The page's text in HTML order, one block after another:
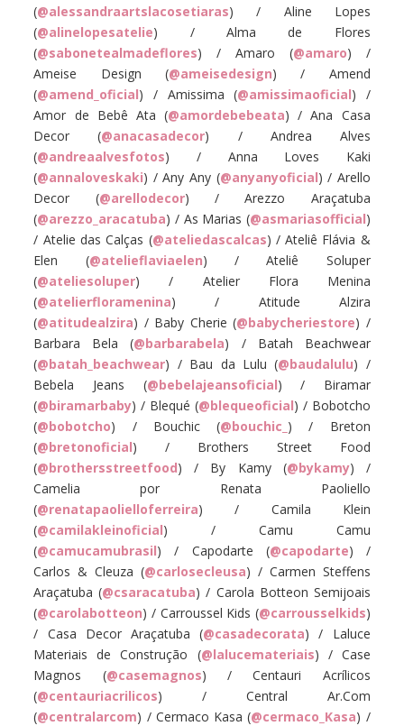
(@alessandraartslacosetiaras) / Aline Lopes
(@alinelopesatelie) / Alma de Flores
(@sabonetealmadeflores) / Amaro (@amaro) /
Ameise Design (@ameisedesign) / Amend
(@amend_oficial) / Amissima (@amissimaoficial) /
Amor de Bebê Ata (@amordebebeata) / Ana Casa
Decor (@anacasadecor) / Andrea Alves
(@andreaalvesfotos) / Anna Loves Kaki
(@annaloveskaki) / Any Any (@anyanyoficial) / Arello
Decor (@arellodecor) / Arezzo Araçatuba
(@arezzo_aracatuba) / As Marias (@asmariasofficial)
/ Atelie das Calças (@ateliedascalcas) / Ateliê Flávia &
Elen (@atelieflaviaelen) / Ateliê Soluper
(@ateliesoluper) / Atelier Flora Menina
(@atelierfloramenina) / Atitude Alzira
(@atitudealzira) / Baby Cherie (@babycheriestore) /
Barbara Bela (@barbarabela) / Batah Beachwear
(@batah_beachwear) / Bau da Lulu (@baudalulu) /
Bebela Jeans (@bebelajeansoficial) / Biramar
(@biramarbaby) / Blequé (@blequeoficial) / Bobotcho
(@bobotcho) / Bouchic (@bouchic_ ) / Breton
(@bretonoficial) / Brothers Street Food
(@brothersstreetfood) / By Kamy (@bykamy) /
Camelia por Renata Paoliello
(@renatapaolielloferreira) / Camila Klein
(@camilakleinoficial) / Camu Camu
(@camucamubrasil) / Capodarte (@capodarte) /
Carlos & Cleuza (@carlosecleusa) / Carmen Steffens
Araçatuba (@csaracatuba) / Carola Botteon Semijoais
(@carolabotteon) / Carroussel Kids (@carrousselkids)
/ Casa Decor Araçatuba (@casadecorata) / Laluce
Materiais de Construção (@lalucemateriais) / Case
Magnos (@casemagnos) / Centauri Acrílicos
(@centauriacrilicos) / Central Ar.Com
(@centralarcom) / Cermaco Kasa (@cermaco_Kasa) /